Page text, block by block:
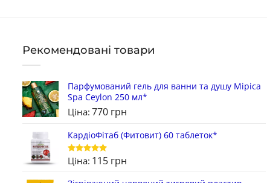
Рекомендовані товари
Парфумований гель для ванни та душу Міріса
Spa Ceylon 250 мл*
Ціна: 770 грн
КардіоФітаб (Фитовит) 60 таблеток*
Оцінено в
з 5
Ціна: 115 грн